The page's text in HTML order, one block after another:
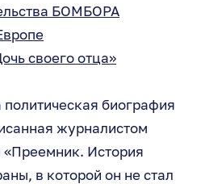
БОМБОРА
своего отца»
биография
журналистом
История
в которой он не стал